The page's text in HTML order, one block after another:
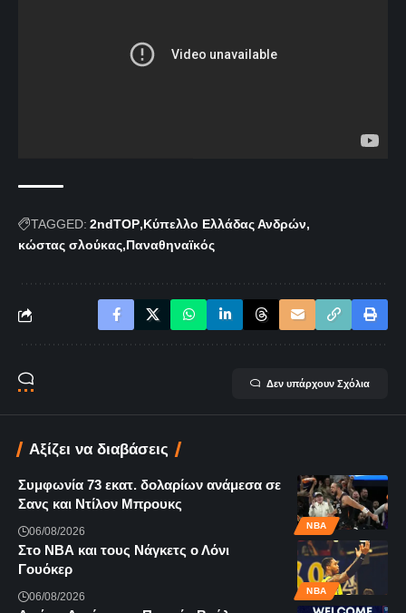
TAGGED: 2ndTOP Κύπελλο Ελλάδας Ανδρών
κώστας σλούκας Παναθηναϊκός
Δεν υπάρχουν Σχόλια
Αξίζει να διαβάσεις
NBA
Συμφωνία 73 εκατ. δολαρίων ανάμεσα σε
Σανς και Ντίλον Μπρουκς
06/08/2026
NBA
Στο ΝΒΑ και τους Νάγκετς ο Λόνι
Γουόκερ
06/08/2026